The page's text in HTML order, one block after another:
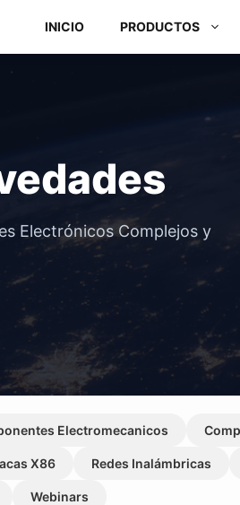
INICIO PRODUCTOS
Box PC y Panel
Electrónicos Complejos y
Electromecanicos
X86 Redes Inalámbricas
Webinars